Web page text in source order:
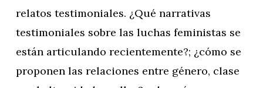
relatos testimoniales. ¿Qué narrativas
testimoniales sobre las luchas feministas se
están articulando recientemente?; ¿cómo se
proponen las relaciones entre género, clase